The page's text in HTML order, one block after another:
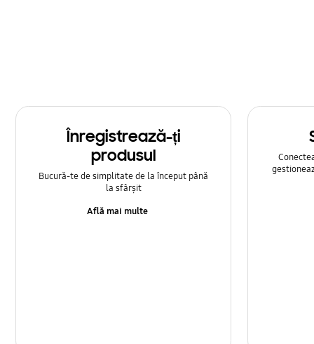
Înregistrează-ți
produsul
Bucură-te de simplitate de la început până
la sfârșit
Află mai multe